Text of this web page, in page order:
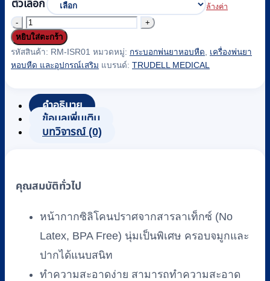
ตัวเลือก ล้างค่า
จำนวน
กระบอก
พ่น
Vu
รุ่น
AeroChamber
ISR01
หยิบใส่ตะกร้า
รหัสสินค้า: RM-ISR01 หมวดหมู่: กระบอกพ่นยาหอบหืด
เครื่องพ่นยา
หอบหืด และอุปกรณ์เสริม แบรนด์: TRUDELL MEDICAL
คำอธิบาย
ข้อมูลเพิ่มเติม
บทวิจารณ์ (0)
คุณสมบัติทั่วไป
หน้ากากซิลิโคนปราศจากสารลาเท็กซ์ (No
Latex, BPA Free) นุ่มเป็นพิเศษ ครอบจมูกและ
ปากได้แนบสนิท
ทำความสะอาดง่าย สามารถทำความสะอาด